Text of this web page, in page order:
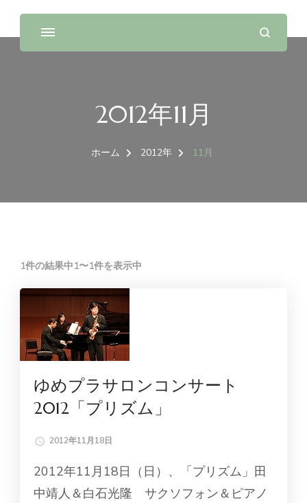
2012年11月
ホーム 2012年 11月
1件の結果中1〜1件を表示中
ゆめプラサロンコンサート
2012「プリズム」
2012年11月18日
2012年11月18日（日）、「プリズム」田
中靖人＆白石光隆 サクソフォン＆ピアノ